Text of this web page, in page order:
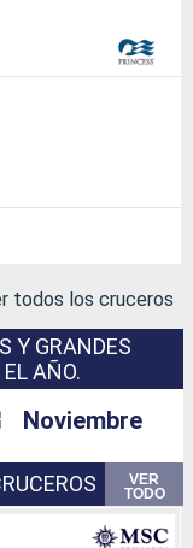
todos los cruceros
Y GRANDES
AÑO.
Noviembre
VER
TODO